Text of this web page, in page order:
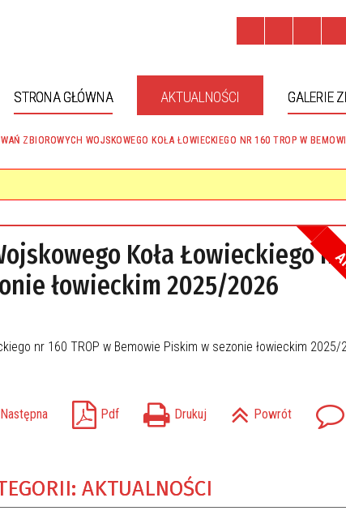
STRONA GŁÓWNA AKTUALNOŚCI GALERIE
ZBIOROWYCH WOJSKOWEGO KOŁA ŁOWIECKIEGO NR 160 TROP W
Koła Łowieckiego
łowieckim 2025/2026
Następna Pdf Drukuj Powrót
AKTUALNOŚCI